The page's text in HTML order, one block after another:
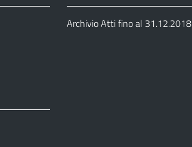
Archivio Atti fino al 31.12.2018